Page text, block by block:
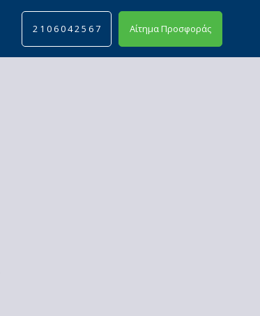
Search
2 1 0 6 0 4 2 5 6 7 Αίτημα Προσφοράς